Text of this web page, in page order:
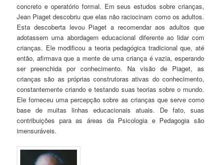
concreto e operatório formal. Em seus estudos sobre crianças,
Jean Piaget descobriu que elas não raciocinam como os adultos.
Esta descoberta levou Piaget a recomendar aos adultos que
adotassem uma abordagem educacional diferente ao lidar com
crianças. Ele modificou a teoria pedagógica tradicional que, até
então, afirmava que a mente de uma criança é vazia, esperando
ser preenchida por conhecimento. Na visão de Piaget, as
crianças são as próprias construtoras ativas do conhecimento,
constantemente criando e testando suas teorias sobre o mundo.
Ele forneceu uma percepção sobre as crianças que serve como
base de muitas linhas educacionais atuais. De fato, suas
contribuições para as áreas da Psicologia e Pedagogia são
imensuráveis.